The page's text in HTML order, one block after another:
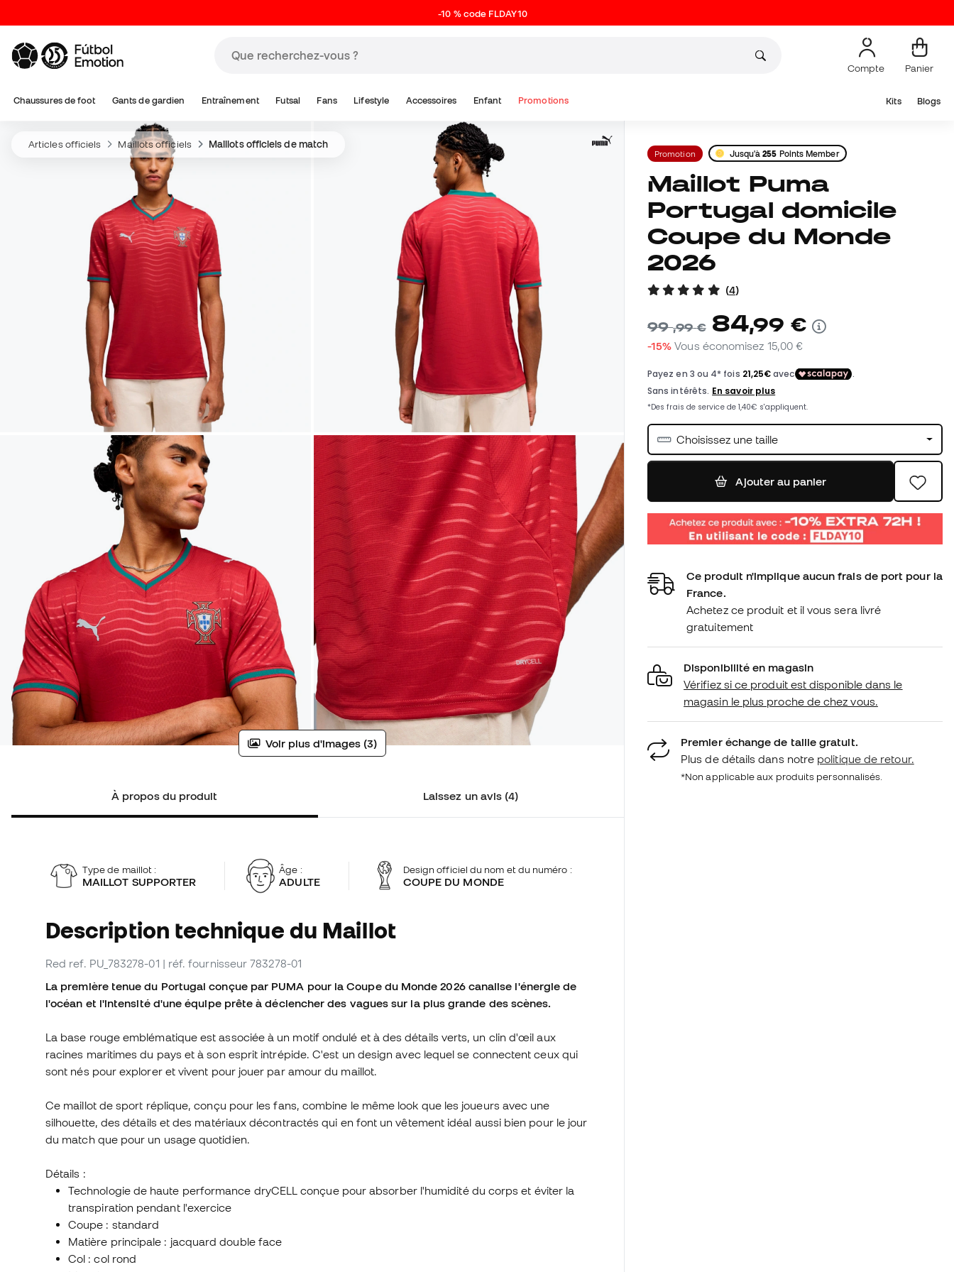
-10 % code FLDAY10
Compte Panier
Chaussures de foot Gants de gardien Entraînement Futsal Fans Lifestyle Accessoires Enfant Promotions Kits Blogs
Articles officiels Maillots officiels Maillots officiels de match
Voir plus d'images (3)
À propos du produit Laissez un avis (4)
Type de maillot :
MAILLOT SUPPORTER
Âge :
ADULTE
Design officiel du nom et du numéro :
COUPE DU MONDE
Description technique du Maillot
Red ref. PU_783278-01 | réf. fournisseur 783278-01
La première tenue du Portugal conçue par PUMA pour la Coupe du Monde 2026 canalise l'énergie de
l'océan et l'intensité d'une équipe prête à déclencher des vagues sur la plus grande des scènes.
La base rouge emblématique est associée à un motif ondulé et à des détails verts, un clin d'œil aux
racines maritimes du pays et à son esprit intrépide. C'est un design avec lequel se connectent ceux qui
sont nés pour explorer et vivent pour jouer par amour du maillot.
Ce maillot de sport réplique, conçu pour les fans, combine le même look que les joueurs avec une
silhouette, des détails et des matériaux décontractés qui en font un vêtement idéal aussi bien pour le jour
du match que pour un usage quotidien.
Détails :
Technologie de haute performance dryCELL conçue pour absorber l'humidité du corps et éviter la
transpiration pendant l'exercice
Coupe : standard
Matière principale : jacquard double face
Col : col rond
Promotion Jusqu'à255 Points Member
Maillot Puma
Portugal domicile
Coupe du Monde
2026
(4)
99,99 € 84,99 €
-15% Vous économisez 15,00 €
Choisissez une taille
Ajouter au panier
Ce produit n'implique aucun frais de port pour la
France.
Achetez ce produit et il vous sera livré
gratuitement
Disponibilité en magasin
Vérifiez si ce produit est disponible dans le
magasin le plus proche de chez vous.
Premier échange de taille gratuit.
Plus de détails dans notre politique de retour.
*Non applicable aux produits personnalisés.